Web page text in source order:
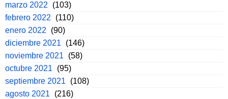
marzo 2022
(103)
febrero 2022
(110)
enero 2022
(90)
diciembre 2021
(146)
noviembre 2021
(58)
octubre 2021
(95)
septiembre 2021
(108)
agosto 2021
(216)